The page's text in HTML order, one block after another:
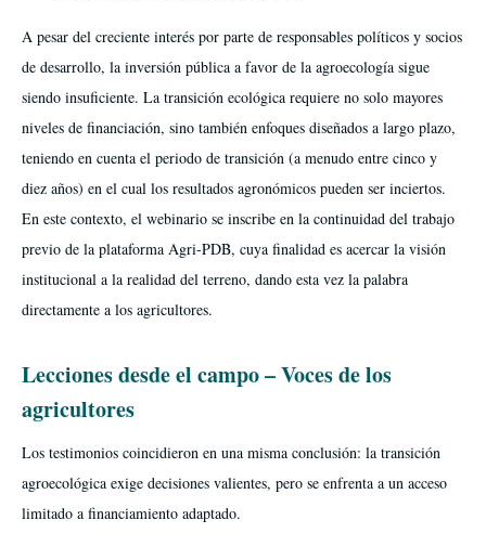
A pesar del creciente interés por parte de responsables políticos y socios
de desarrollo, la inversión pública a favor de la agroecología sigue
siendo insuficiente. La transición ecológica requiere no solo mayores
niveles de financiación, sino también enfoques diseñados a largo plazo,
teniendo en cuenta el periodo de transición (a menudo entre cinco y
diez años) en el cual los resultados agronómicos pueden ser inciertos.
En este contexto, el webinario se inscribe en la continuidad del trabajo
previo de la plataforma Agri-PDB, cuya finalidad es acercar la visión
institucional a la realidad del terreno, dando esta vez la palabra
directamente a los agricultores.
Lecciones desde el campo – Voces de los
agricultores
Los testimonios coincidieron en una misma conclusión: la transición
agroecológica exige decisiones valientes, pero se enfrenta a un acceso
limitado a financiamiento adaptado.